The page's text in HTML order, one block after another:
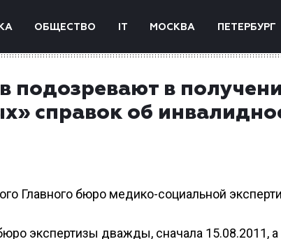
ОБЩЕСТВО IT МОСКВА ПЕТЕРБУРГ
подозревают в
справок об
Главного бюро медико-социальной
экспертизы дважды, сначала 15.08.2011, а